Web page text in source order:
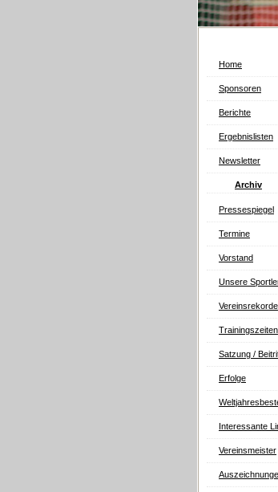
Home
Sponsoren
Berichte
Ergebnislisten
Newsletter
Archiv
Pressespiegel
Termine
Vorstand
Unsere
Vereinsrekorde
Trainingszeiten
Satzung /
Erfolge
Interessante
Vereinsmeister